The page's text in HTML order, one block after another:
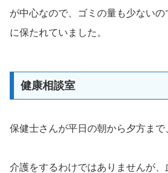
が中心なので、ゴミの量も少ない
に保たれていました。
健康相談室
保健士さんが平日の朝から夕方まで
介護をするわけではありませんが